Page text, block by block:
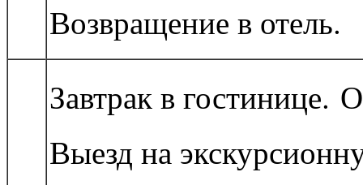
Возвращение в отель.
Завтрак в гостинице.
Выезд на